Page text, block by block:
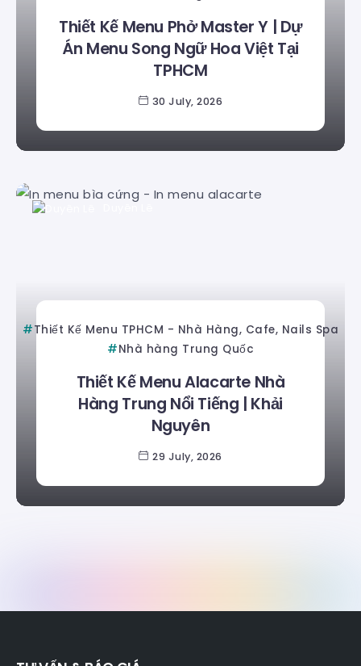
Thiết Kế Menu Phở Master Y | Dự
Án Menu Song Ngữ Hoa Việt Tại
TPHCM
30 July, 2026
Thiết Kế Menu TPHCM - Nhà Hàng, Cafe, Nails Spa
Nhà hàng Trung Quốc
Thiết Kế Menu Alacarte Nhà
Hàng Trung Nổi Tiếng | Khải
Nguyên
29 July, 2026